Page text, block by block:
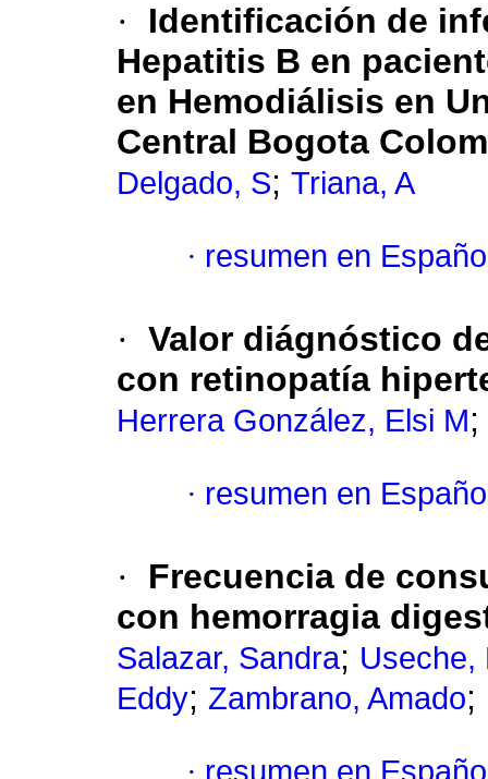
·
Identificación de
Hepatitis B en
en Hemodiálisis en
Central Bogota
Delgado, S; Triana, A
· resumen en
· Valor diágnóstico
con retinopatía
Herrera González, Elsi M;
· resumen en
·
Frecuencia de
con hemorragia
Salazar, Sandra; Useche,
Eddy; Zambrano, Amado;
· resumen en